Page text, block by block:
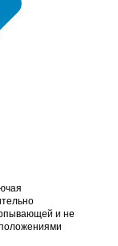
и не